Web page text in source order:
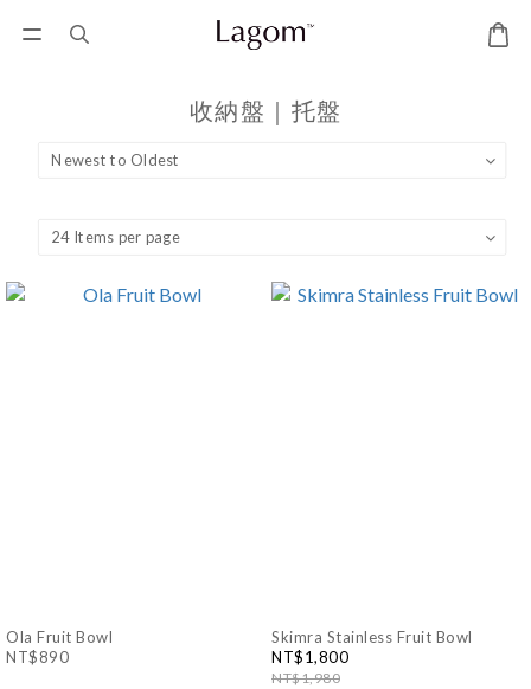
收納盤｜托盤
Ola Fruit Bowl
NT$890
Skimra Stainless Fruit Bowl
NT$1,800
NT$1,980